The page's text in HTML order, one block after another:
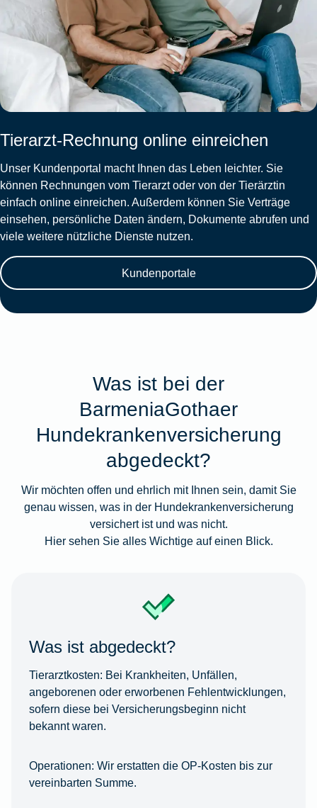
Tierarzt-Rechnung online einreichen
Unser Kundenportal macht Ihnen das Leben leichter. Sie
können Rechnungen vom Tierarzt oder von der Tierärztin
einfach online einreichen. Außerdem können Sie Verträge
einsehen, persönliche Daten ändern, Dokumente abrufen und
viele weitere nützliche Dienste nutzen.
Kundenportale
Was ist bei der
BarmeniaGothaer
Hundekrankenversicherung
abgedeckt?
Wir möchten offen und ehrlich mit Ihnen sein, damit Sie
genau wissen, was in der Hundekrankenversicherung
versichert ist und was nicht.
Hier sehen Sie alles Wichtige auf einen Blick.
Was ist abgedeckt?
Tierarztkosten: Bei Krankheiten, Unfällen,
angeborenen oder erworbenen Fehlentwicklungen,
sofern diese bei Versicherungsbeginn nicht
bekannt waren.
Operationen: Wir erstatten die OP-Kosten bis zur
vereinbarten Summe.